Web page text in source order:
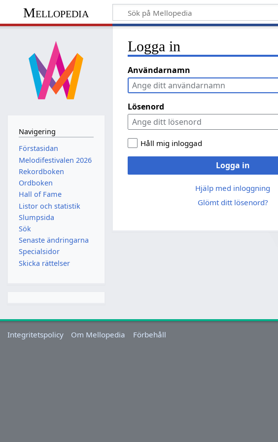
Mellopedia
Logga in
Användarnamn
Lösenord
Håll mig inloggad
Logga in
Hjälp med inloggning
Glömt ditt lösenord?
Navigering
Förstasidan
Melodifestivalen 2026
Rekordboken
Ordboken
Hall of Fame
Listor och statistik
Slumpsida
Sök
Senaste ändringarna
Specialsidor
Skicka rättelser
Integritetspolicy Om Mellopedia Förbehåll